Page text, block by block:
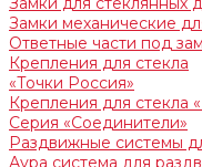
Замки механические
Ответные части под
Крепления для стекла
«Точки Россия»
Крепления для стекла
Серия «Соединители»
Раздвижные системы
Аура система для